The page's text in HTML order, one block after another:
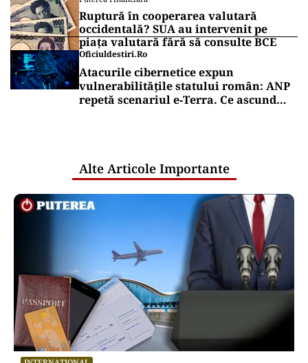
Ruptură în cooperarea valutară
occidentală? SUA au intervenit pe
piața valutară fără să consulte BCE
Oficiuldestiri.ro
Atacurile cibernetice expun
vulnerabilitățile statului român: ANP
repetă scenariul e‑Terra. Ce ascund
Alte Articole Importante